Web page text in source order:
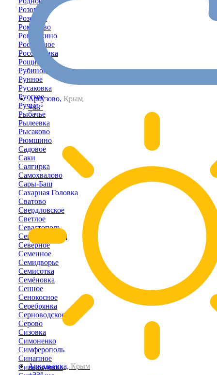
Арбузово, Крым
+33°
Аркадьевка, Крым
Розовое
Розовый
Романово
Ромашкино
Роскошное
Россошанка
Рощино
Рубиновка
Рунное
Русаковка
Русское
Ручьи
Рыбачье
Рылеевка
Рысаково
Рюмшино
Садовое
Саки
Салгирка
Самохвалово
Сары-Баш
Сахарная Головка
Сватово
Свердловское
Светлое
Севастополь
Севастьяновка
Северное
Семенное
Семидворье
Семисотка
Семёновка
Сенное
Сенокосное
Серебрянка
Серноводское
Серово
Сизовка
Симоненко
Симферополь
Синапное
Синекаменка